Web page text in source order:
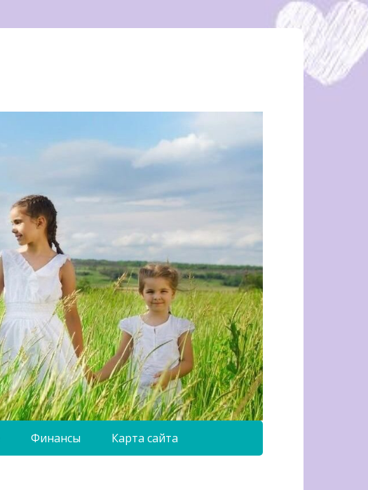
Финансы Карта сайта